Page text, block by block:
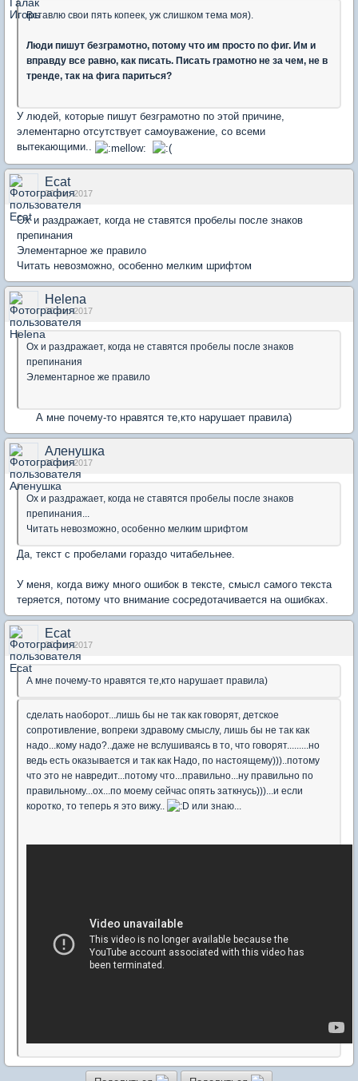
Вставлю свои пять копеек, уж слишком тема моя).
Люди пишут безграмотно, потому что им просто по фиг. Им и
вправду все равно, как писать. Писать грамотно не за чем, не в
тренде, так на фига париться?
У людей, которые пишут безграмотно по этой причине,
элементарно отсутствует самоуважение, со всеми
вытекающими..
Ecat
30 апр 2017
Ох и раздражает, когда не ставятся пробелы после знаков
препинания
Элементарное же правило
Читать невозможно, особенно мелким шрифтом
Helena
30 апр 2017
Ох и раздражает, когда не ставятся пробелы после знаков
препинания
Элементарное же правило
А мне почему-то нравятся те,кто нарушает правила)
Аленушка
30 апр 2017
Ох и раздражает, когда не ставятся пробелы после знаков
препинания...
Читать невозможно, особенно мелким шрифтом
Да, текст с пробелами гораздо читабельнее.
У меня, когда вижу много ошибок в тексте, смысл самого текста
теряется, потому что внимание сосредотачивается на ошибках.
Ecat
30 апр 2017
А мне почему-то нравятся те,кто нарушает правила)
сделать наоборот...лишь бы не так как говорят, детское
сопротивление, вопреки здравому смыслу, лишь бы не так как
надо...кому надо?..даже не вслушиваясь в то, что говорят.........но
ведь есть оказывается и так как Надо, по настоящему)))..потому
что это не навредит...потому что...правильно...ну правильно по
правильному...ох...по моему сейчас опять заткнусь)))...и если
коротко, то теперь я это вижу..
или знаю...